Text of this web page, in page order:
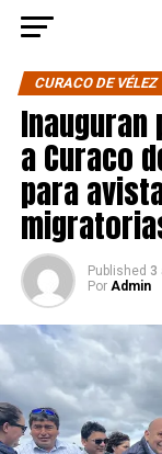
CURACO DE VÉLEZ
a Curaco
para
Published 3
Por Admin